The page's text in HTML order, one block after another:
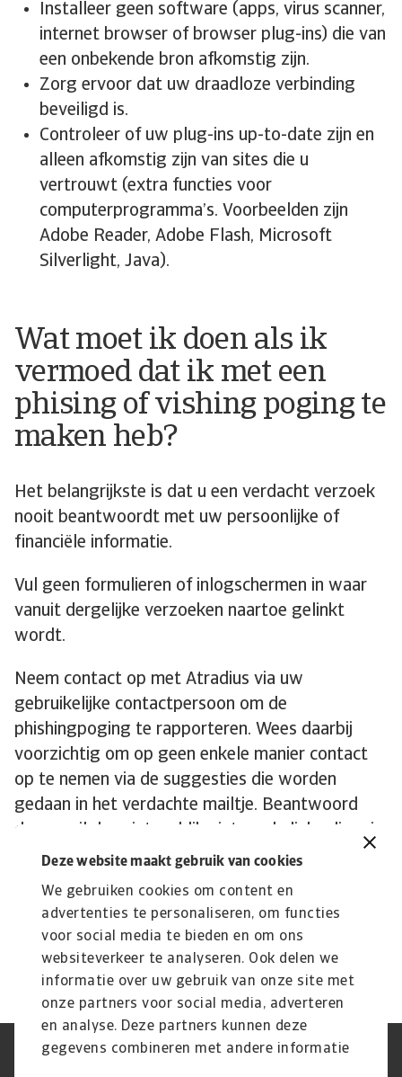
Deze website maakt gebruik van cookies
We gebruiken cookies om content en
advertenties te personaliseren, om functies
voor social media te bieden en om ons
websiteverkeer te analyseren. Ook delen we
informatie over uw gebruik van onze site met
onze partners voor social media, adverteren
en analyse. Deze partners kunnen deze
gegevens combineren met andere informatie
Installeer geen software (apps, virus scanner,
internet browser of browser plug-ins) die van
een onbekende bron afkomstig zijn.
Zorg ervoor dat uw draadloze verbinding
beveiligd is.
Controleer of uw plug-ins up-to-date zijn en
alleen afkomstig zijn van sites die u
vertrouwt (extra functies voor
computerprogramma’s. Voorbeelden zijn
Adobe Reader, Adobe Flash, Microsoft
Silverlight, Java).
Wat moet ik doen als ik
vermoed dat ik met een
phising of vishing poging te
maken heb?
Het belangrijkste is dat u een verdacht verzoek
nooit beantwoordt met uw persoonlijke of
financiële informatie.
Vul geen formulieren of inlogschermen in waar
vanuit dergelijke verzoeken naartoe gelinkt
wordt.
Neem contact op met Atradius via uw
gebruikelijke contactpersoon om de
phishingpoging te rapporteren. Wees daarbij
voorzichtig om op geen enkele manier contact
op te nemen via de suggesties die worden
gedaan in het verdachte mailtje. Beantwoord
deze mail dus niet en klik niet op de links die erin
staan. Wees ook voorzichtig met telefonisch
contact met ons op te nemen na een vermoede
vishingpoging – wacht best een aantal minuten
voordat u Atradius belt, gezien de fraudeur
wellicht de lijn open gehouden heeft.